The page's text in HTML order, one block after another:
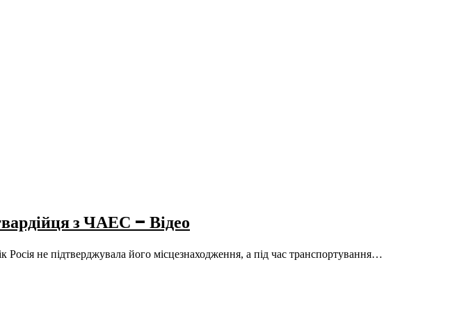
з ЧАЕС – Відео
не підтверджувала його місцезнаходження, а під час транспортування…